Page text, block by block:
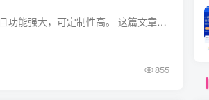
1. 简介 Linux，作为一种开源的操作系统，不仅免费，而且功能强大，可定制性高。 这篇文章将详细介绍Linux系统下的常用软件安装命令，为大家提供便利的操作指南。 2. 包管理工具 在Linux下安装...
855